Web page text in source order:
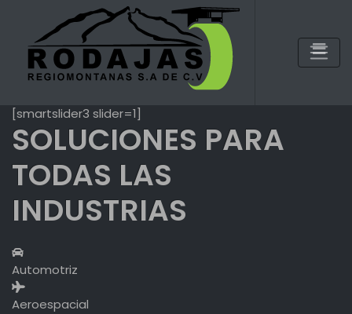
content
[smartslider3 slider=1]
SOLUCIONES PARA
TODAS LAS
INDUSTRIAS
Automotriz
Aeroespacial